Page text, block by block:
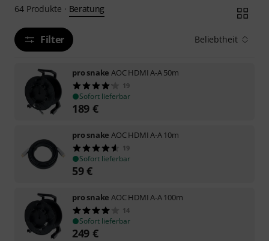
64 Produkte · Beratung
Filter Beliebtheit
pro snake AOC HDMI A-A 50m
19
Sofort lieferbar
189 €
pro snake AOC HDMI A-A 10m
19
Sofort lieferbar
59€
pro snake AOC HDMI A-A 100m
14
Sofort lieferbar
249 €